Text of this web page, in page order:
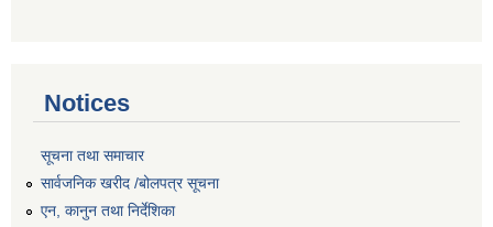
Notices
सूचना तथा समाचार
सार्वजनिक खरीद /बोलपत्र सूचना
एन, कानुन तथा निर्देशिका